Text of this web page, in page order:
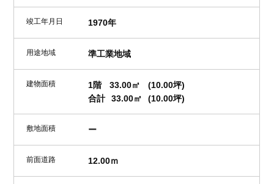
竣工年月日 1970年
用途地域 準工業地域
建物面積 1階 33.00㎡
(10.00坪)
合計
33.00㎡ (10.00坪)
敷地面積 ー
前面道路 12.00ｍ